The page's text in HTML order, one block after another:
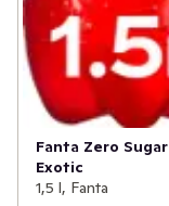
Fanta Zero Sugar
Exotic
1,5 l, Fanta